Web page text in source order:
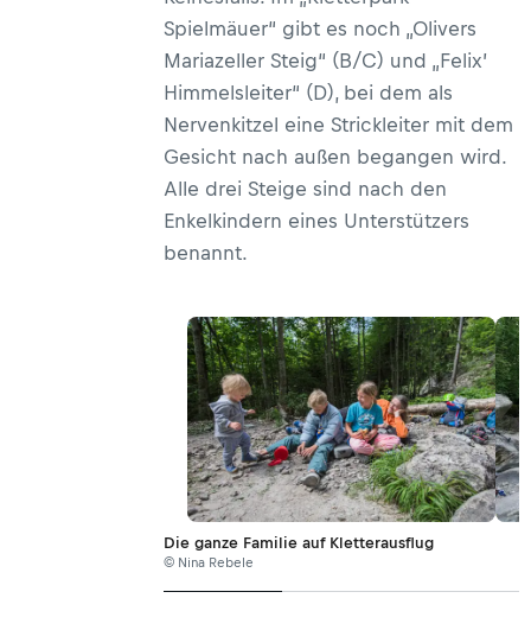
Spielmäuer“ gibt es noch „Olivers
Mariazeller Steig“ (B/C) und „Felix’
Himmelsleiter“ (D), bei dem als
Nervenkitzel eine Strickleiter mit dem
Gesicht nach außen begangen wird.
Alle drei Steige sind nach den
Enkelkindern eines Unterstützers
benannt.
Die ganze Familie auf Kletterausflug
© Nina Rebele